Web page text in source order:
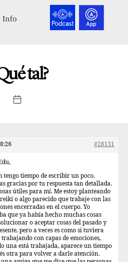
tal?
#28131
tengo tiempo de escribir un poco.
gracias por tu respuesta tan detallada.
útiles para mí. Me estoy planteando
o algo parecido que trabaje con las
encerradas en el cuerpo. Yo
que ya había hecho muchas cosas
o aceptar cosas del pasado y
pero a veces es como si tuviera
con capas de emociones,
una está trabajada, aparece un tiempo
otra para volver a darle atención.